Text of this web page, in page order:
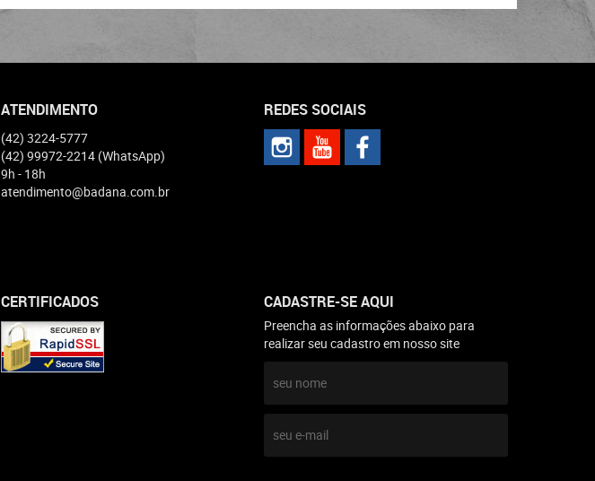
ATENDIMENTO
(42) 3224-5777
(42) 99972-2214 (WhatsApp)
9h - 18h
atendimento@badana.com.br
REDES SOCIAIS
CERTIFICADOS CADASTRE-SE AQUI
Preencha as informações abaixo para
realizar seu cadastro em nosso site